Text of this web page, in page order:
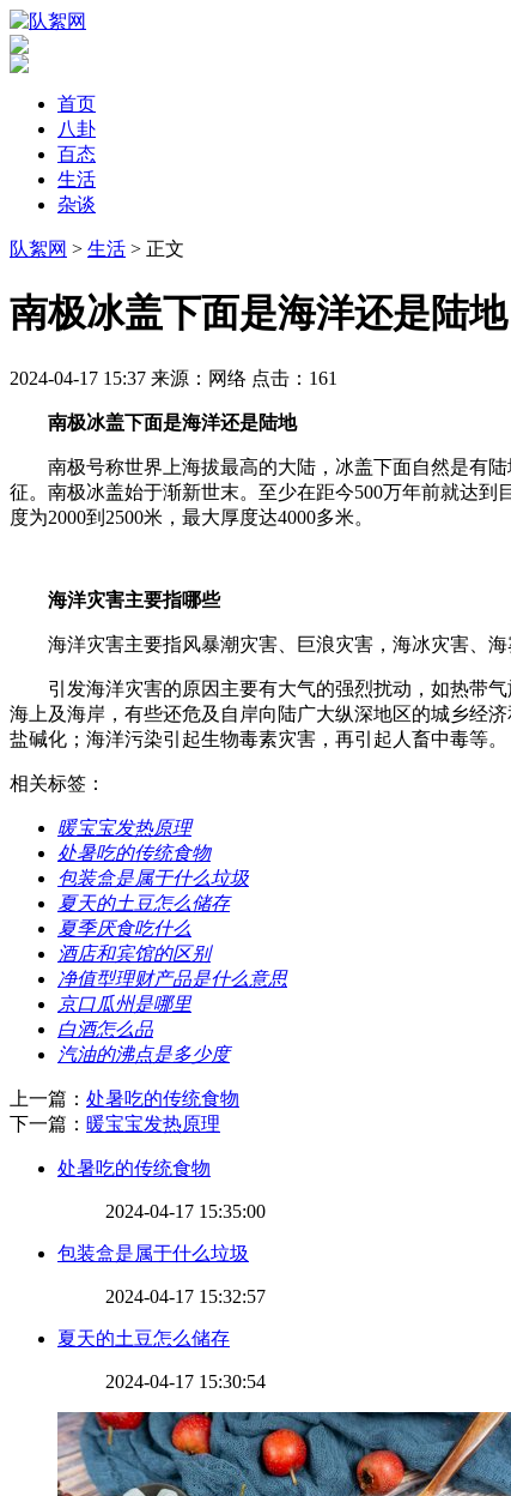
首页
八卦
百态
生活
杂谈
队絮网 > 生活 > 正文
​南极冰盖下面是海洋还是陆地
2024-04-17 15:37 来源：网络 点击： 161
南极冰盖下面是海洋还是陆地
南极号称世界上海拔最高的大陆，冰盖下面自然是有
征。南极冰盖始于渐新世末。至少在距今500万年前就达
度为2000到2500米，最大厚度达4000多米。
海洋灾害主要指哪些
海洋灾害主要指风暴潮灾害、巨浪灾害，海冰灾害、
引发海洋灾害的原因主要有大气的强烈扰动，如热带
海上及海岸，有些还危及自岸向陆广大纵深地区的城乡经
盐碱化；海洋污染引起生物毒素灾害，再引起人畜中毒等。
相关标签：
​暖宝宝发热原理
​处暑吃的传统食物
​包装盒是属于什么垃圾
​夏天的土豆怎么储存
​夏季厌食吃什么
​酒店和宾馆的区别
​净值型理财产品是什么意思
​京口瓜州是哪里
​白酒怎么品
​汽油的沸点是多少度
上一篇： ​处暑吃的传统食物
下一篇： ​暖宝宝发热原理
​处暑吃的传统食物
2024-04-17 15:35:00
​包装盒是属于什么垃圾
2024-04-17 15:32:57
​夏天的土豆怎么储存
2024-04-17 15:30:54